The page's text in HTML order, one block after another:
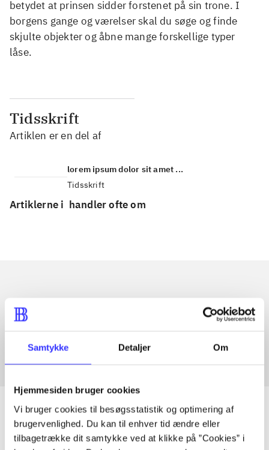
Samtykke Detaljer Om
Hjemmesiden bruger cookies
Vi bruger cookies til besøgsstatistik og optimering af
brugervenlighed. Du kan til enhver tid ændre eller
tilbagetrække dit samtykke ved at klikke på ”Cookies” i
betydet at prinsen sidder forstenet på sin trone. I
borgens gange og værelser skal du søge og finde
skjulte objekter og åbne mange forskellige typer
låse.
Tidsskrift
Artiklen er en del af
lorem ipsum dolor sit amet ...
Tidsskrift
Artiklerne i handler ofte om
Artikler med samme emner
Fra
Artikler